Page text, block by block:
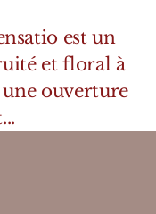
est un
et floral à
ouverture